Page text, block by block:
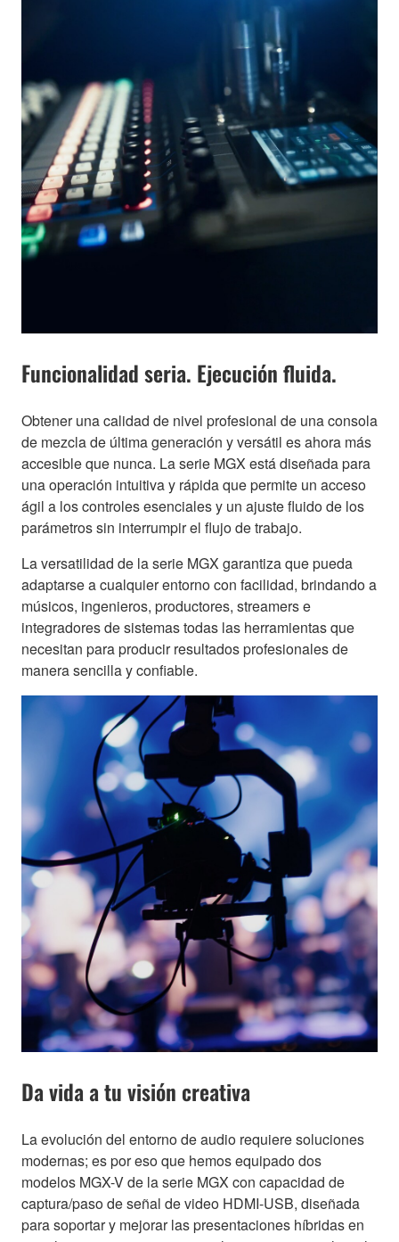
Funcionalidad seria. Ejecución fluida.
Obtener una calidad de nivel profesional de una consola
de mezcla de última generación y versátil es ahora más
accesible que nunca. La serie MGX está diseñada para
una operación intuitiva y rápida que permite un acceso
ágil a los controles esenciales y un ajuste fluido de los
parámetros sin interrumpir el flujo de trabajo.
La versatilidad de la serie MGX garantiza que pueda
adaptarse a cualquier entorno con facilidad, brindando a
músicos, ingenieros, productores, streamers e
integradores de sistemas todas las herramientas que
necesitan para producir resultados profesionales de
manera sencilla y confiable.
Da vida a tu visión creativa
La evolución del entorno de audio requiere soluciones
modernas; es por eso que hemos equipado dos
modelos MGX-V de la serie MGX con capacidad de
captura/paso de señal de video HDMI-USB, diseñada
para soportar y mejorar las presentaciones híbridas en